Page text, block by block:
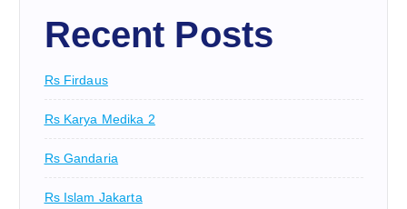
Recent Posts
Rs Firdaus
Rs Karya Medika 2
Rs Gandaria
Rs Islam Jakarta